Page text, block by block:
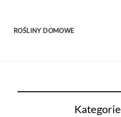
ROŚLINY DOMOWE
Kategorie